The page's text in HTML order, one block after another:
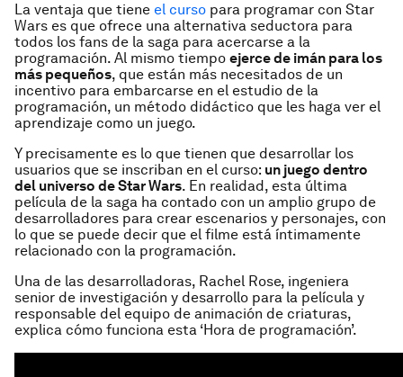
La ventaja que tiene el curso para programar con Star
Wars es que ofrece una alternativa seductora para
todos los fans de la saga para acercarse a la
programación. Al mismo tiempo ejerce de imán para los
más pequeños, que están más necesitados de un
incentivo para embarcarse en el estudio de la
programación, un método didáctico que les haga ver el
aprendizaje como un juego.
Y precisamente es lo que tienen que desarrollar los
usuarios que se inscriban en el curso: un juego dentro
del universo de Star Wars. En realidad, esta última
película de la saga ha contado con un amplio grupo de
desarrolladores para crear escenarios y personajes, con
lo que se puede decir que el filme está íntimamente
relacionado con la programación.
Una de las desarrolladoras, Rachel Rose, ingeniera
senior de investigación y desarrollo para la película y
responsable del equipo de animación de criaturas,
explica cómo funciona esta ‘Hora de programación’.